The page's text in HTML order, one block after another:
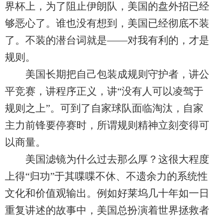
界杯上，为了阻止伊朗队，美国的盘外招已经
够恶心了。谁也没有想到，美国已经彻底不装
了。不装的潜台词就是——对我有利的，才是
规则。
美国长期把自己包装成规则守护者，讲公
平竞赛，讲程序正义，讲“没有人可以凌驾于
规则之上”。可到了自家球队面临淘汰，自家
主力前锋要停赛时，所谓规则精神立刻变得可
以商量。
美国滤镜为什么过去那么厚？这很大程度
上得“归功”于其喋喋不休、不遗余力的系统性
文化和价值观输出。例如好莱坞几十年如一日
重复讲述的故事中，美国总扮演着世界拯救者